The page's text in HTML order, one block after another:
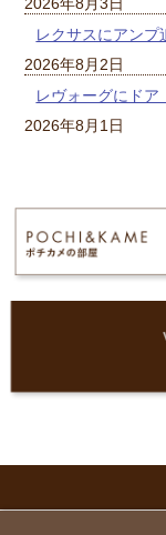
レクサスにアン
2026年8月2日
レヴォーグにド
2026年8月1日